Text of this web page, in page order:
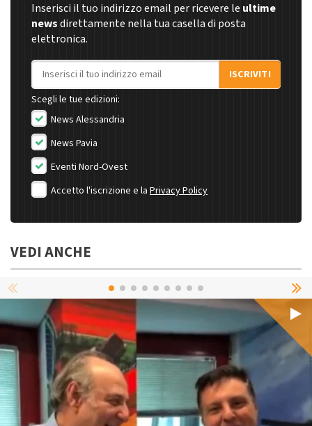
Inserisci il tuo indirizzo email per ricevere le ultime
newsdirettamente nella tua casella di posta
elettronica.
Indirizzo email
ISCRIVITI
Scegli le tue edizioni:
News Alessandria
News Pavia
Eventi Nord-Ovest
Accetto l'iscrizione e la Privacy Policy
VEDI ANCHE